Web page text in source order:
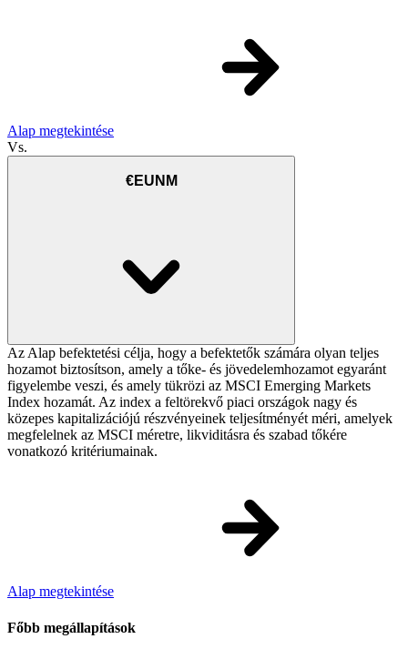
Alap megtekintése
Vs.
€EUNM
Az Alap befektetési célja, hogy a befektetők számára olyan teljes
hozamot biztosítson, amely a tőke- és jövedelemhozamot egyaránt
figyelembe veszi, és amely tükrözi az MSCI Emerging Markets
Index hozamát. Az index a feltörekvő piaci országok nagy és
közepes kapitalizációjú részvényeinek teljesítményét méri, amelyek
megfelelnek az MSCI méretre, likviditásra és szabad tőkére
vonatkozó kritériumainak.
Alap megtekintése
Főbb megállapítások